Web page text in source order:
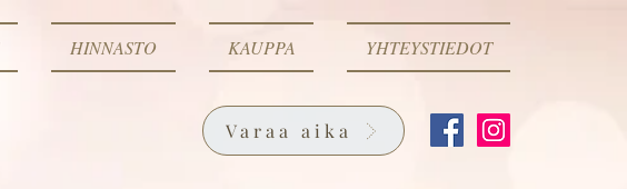
HINNASTO KAUPPA YHTEYSTIEDOT
Varaa aika